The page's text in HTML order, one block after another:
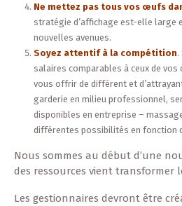
Ne mettez pas tous vos œufs
stratégie d’affichage est-elle large
nouvelles avenues.
Soyez attentif à la compétition.
salaires comparables à ceux de
vous offrir de différent et
garderie en milieu professionnel,
disponibles en entreprise –
différentes possibilités en fonction
Nous sommes au début d’une
des ressources vient transformer
Les gestionnaires devront être